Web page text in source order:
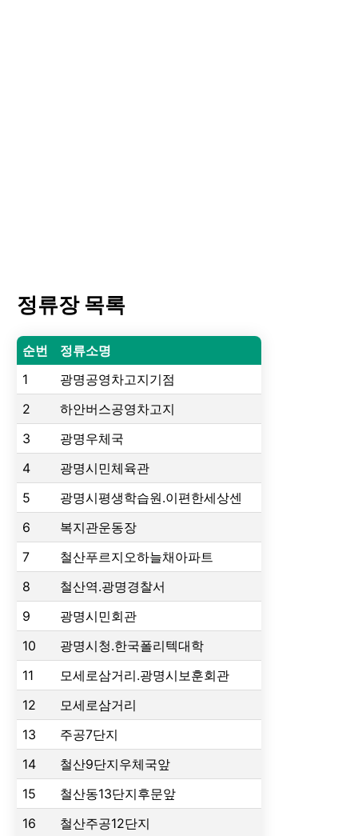
정류장 목록
순번
정류소명
1
광명공영차고지기점
2
하안버스공영차고지
3
광명우체국
4
광명시민체육관
5
광명시평생학습원.이편한세상센
6
복지관운동장
7
철산푸르지오하늘채아파트
8
철산역.광명경찰서
9
광명시민회관
10
광명시청.한국폴리텍대학
11
모세로삼거리.광명시보훈회관
12
모세로삼거리
13
주공7단지
14
철산9단지우체국앞
15
철산동13단지후문앞
16
철산주공12단지